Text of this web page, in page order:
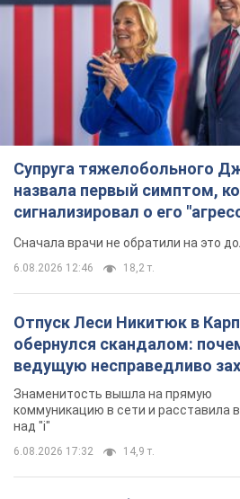
18,2 т.
Отпуск Леси Никитюк в
обернулся скандалом:
ведущую несправедливо
Знаменитость вышла на прямую
коммуникацию в сети и расставила
над "i"
6.08.2026 17:32 14,9 т.
"Динамо" с победы
квалификации Лиги
Видео
Матч прошел в Люблине
11 часов назад 3,0 т.